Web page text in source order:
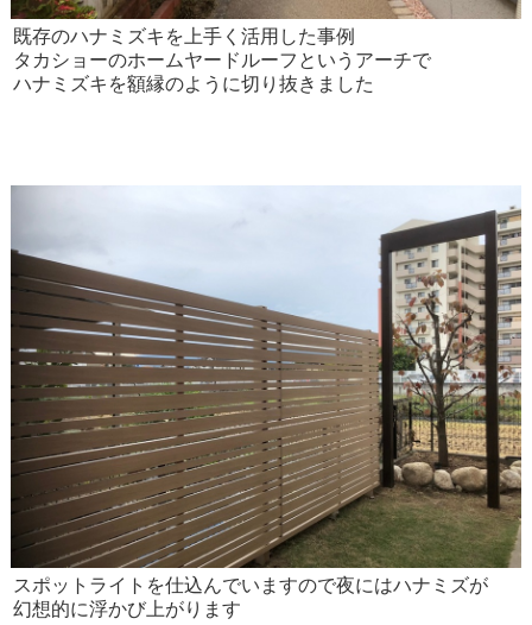
既存のハナミズキを上手く活用した事例
タカショーのホームヤードルーフというアーチで
ハナミズキを額縁のように切り抜きました
スポットライトを仕込んでいますので夜にはハナミズが
幻想的に浮かび上がります